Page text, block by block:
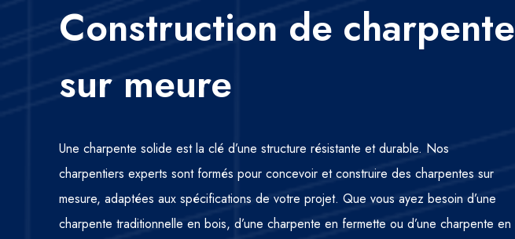
Construction de charpente
sur meure
Une charpente solide est la clé d’une structure résistante et durable. Nos
charpentiers experts sont formés pour concevoir et construire des charpentes sur
mesure, adaptées aux spécifications de votre projet. Que vous ayez besoin d’une
charpente traditionnelle en bois, d’une charpente en fermette ou d’une charpente en